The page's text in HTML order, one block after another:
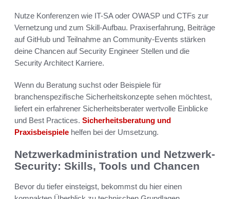
Nutze Konferenzen wie IT-SA oder OWASP und CTFs zur
Vernetzung und zum Skill-Aufbau. Praxiserfahrung, Beiträge
auf GitHub und Teilnahme an Community-Events stärken
deine Chancen auf Security Engineer Stellen und die
Security Architect Karriere.
Wenn du Beratung suchst oder Beispiele für
branchenspezifische Sicherheitskonzepte sehen möchtest,
liefert ein erfahrener Sicherheitsberater wertvolle Einblicke
und Best Practices. Sicherheitsberatung und
Praxisbeispiele helfen bei der Umsetzung.
Netzwerkadministration und Netzwerk-
Security: Skills, Tools und Chancen
Bevor du tiefer einsteigst, bekommst du hier einen